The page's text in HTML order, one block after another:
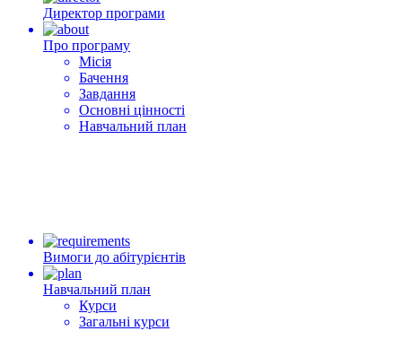
Директор програми
Про програму
Місія
Бачення
Завдання
Основні цінності
Навчальний план
Вимоги до абітурієнтів
Навчальний план
Курси
Загальні курси